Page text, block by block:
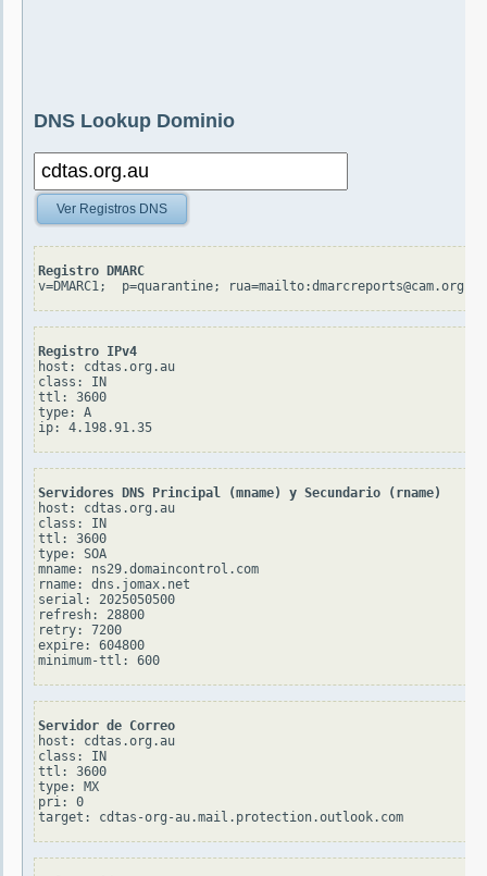
DNS Lookup Dominio
Ver Registros DNS
Registro DMARC
v=DMARC1;  p=quarantine;
Registro IPv4
host: cdtas.org.au
class: IN
ttl: 3600
type: A
Servidores DNS Principal (mname) y Secundario (rname)
host: cdtas.org.au
class: IN
ttl: 3600
type: SOA
mname: ns29.domaincontrol.com
rname: dns.jomax.net
serial: 2025050500
refresh: 28800
retry: 7200
expire: 604800
Servidor de Correo
host: cdtas.org.au
class: IN
ttl: 3600
type: MX
pri: 0